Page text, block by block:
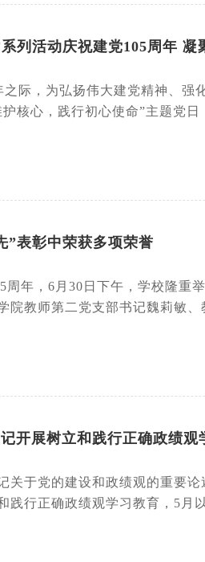
列活动庆祝建党105周年 凝
际，为弘扬伟大建党精神、
核心，践行初心使命”主题党
”表彰中荣获多项荣誉
年，6月30日下午，学校隆重
院教师第二党支部书记魏莉敏
开展树立和践行正确政绩观
关于党的建设和政绩观的重要
践行正确政绩观学习教育，5月